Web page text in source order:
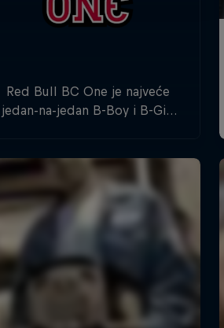
Red Bull BC One je najveće
jedan-na-jedan B-Boy i B-Girl
plesača širom svijeta bore se
za šansu da se se predstave na
svjetskom finalu.